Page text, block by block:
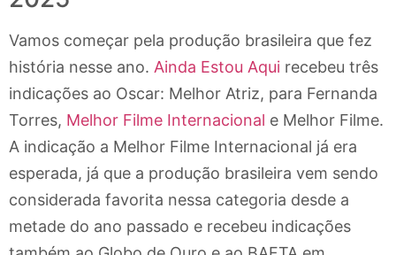
Vamos começar pela produção brasileira que fez
história nesse ano. Ainda Estou Aqui recebeu três
indicações ao Oscar: Melhor Atriz, para Fernanda
Torres, Melhor Filme Internacional e Melhor Filme.
A indicação a Melhor Filme Internacional já era
esperada, já que a produção brasileira vem sendo
considerada favorita nessa categoria desde a
metade do ano passado e recebeu indicações